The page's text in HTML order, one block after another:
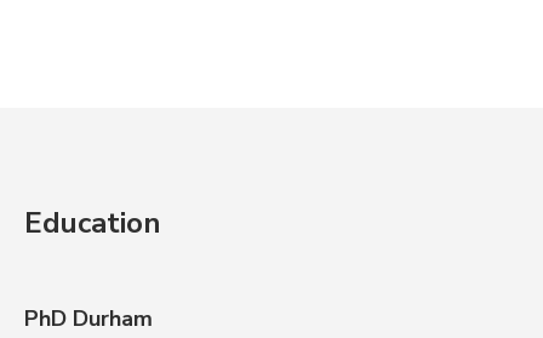
Education
PhD Durham